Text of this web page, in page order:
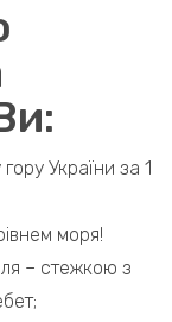
України за 1
моря!
– стежкою з